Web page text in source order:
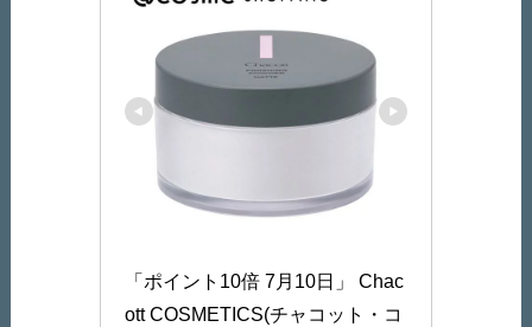
「ポイント10倍 7月10日」 Chac
ott COSMETICS(チャコット・コ